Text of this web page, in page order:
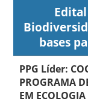
Edital
bases
PPG Líder:
PROGRAMA
EM ECOLOGIA